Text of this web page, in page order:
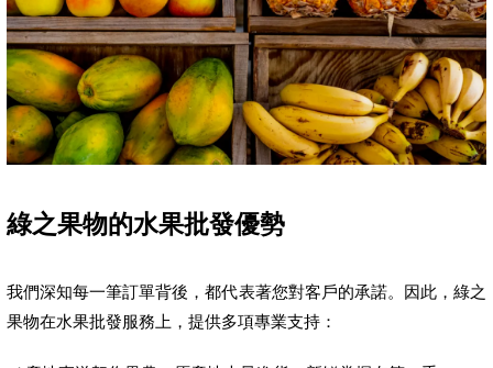
綠之果物的水果批發優勢
我們深知每一筆訂單背後，都代表著您對客戶的承諾。因此，綠之
果物在水果批發服務上，提供多項專業支持：